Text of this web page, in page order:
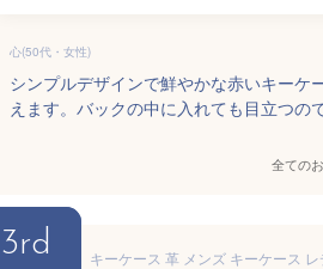
心(50代・女性)
シンプルデザインで鮮やかな赤いキーケ
えます。バックの中に入れても目立つの
全ての
3rd